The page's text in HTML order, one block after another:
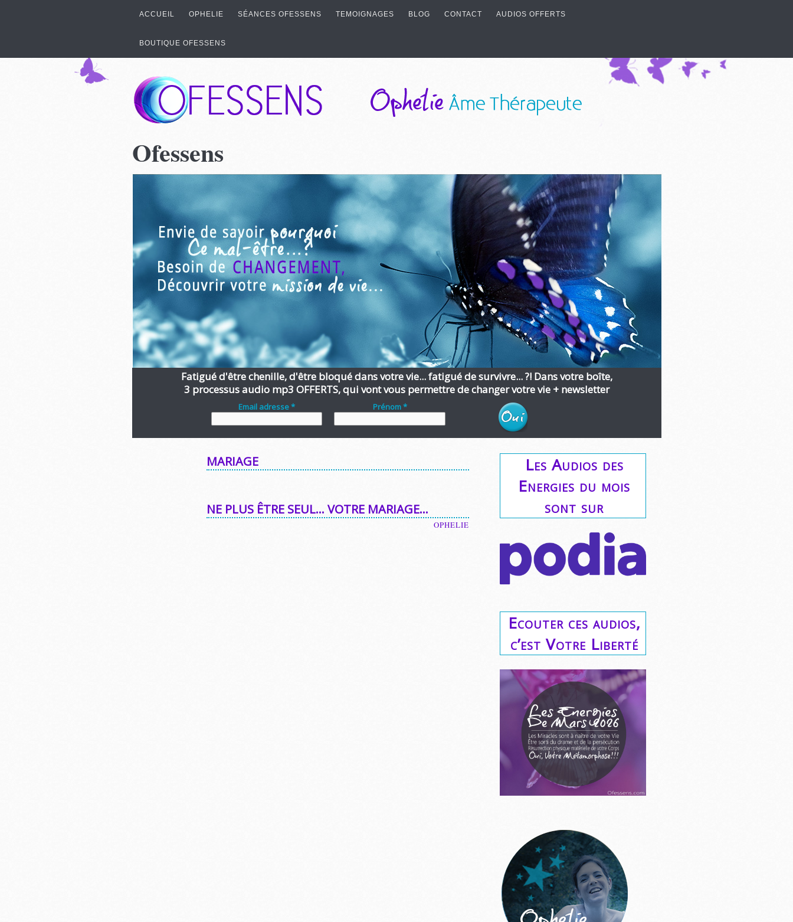
ACCUEIL OPHELIE SÉANCES OFESSENS TEMOIGNAGES BLOG CONTACT AUDIOS OFFERTS
BOUTIQUE OFESSENS
Ofessens
Fatigué d'être chenille, d'être bloqué dans votre vie... fatigué de survivre... ?! Dans votre boîte,
3 processus audio mp3 OFFERTS, qui vont vous permettre de changer votre vie + newsletter
Email adresse * Prénom *
MARIAGE
NE PLUS ÊTRE SEUL… VOTRE MARIAGE…
OPHELIE
Les Audios des
Energies du mois
sont sur
Ecouter ces audios,
c’est Votre Liberté